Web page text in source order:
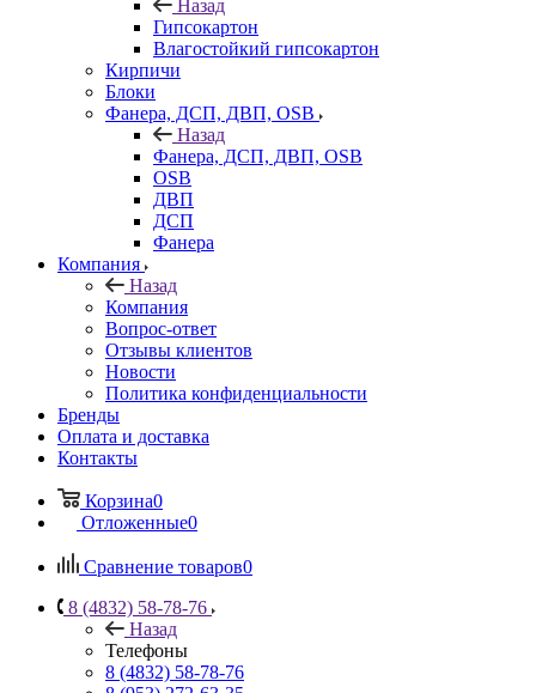
Назад
Гипсокартон
Влагостойкий гипсокартон
Кирпичи
Блоки
Фанера, ДСП, ДВП, OSB
Назад
Фанера, ДСП, ДВП, OSB
OSB
ДВП
ДСП
Фанера
Компания
Назад
Компания
Вопрос-ответ
Отзывы клиентов
Новости
Политика конфиденциальности
Бренды
Оплата и доставка
Контакты
Корзина0
Отложенные0
Сравнение товаров0
8 (4832) 58-78-76
Назад
Телефоны
8 (4832) 58-78-76